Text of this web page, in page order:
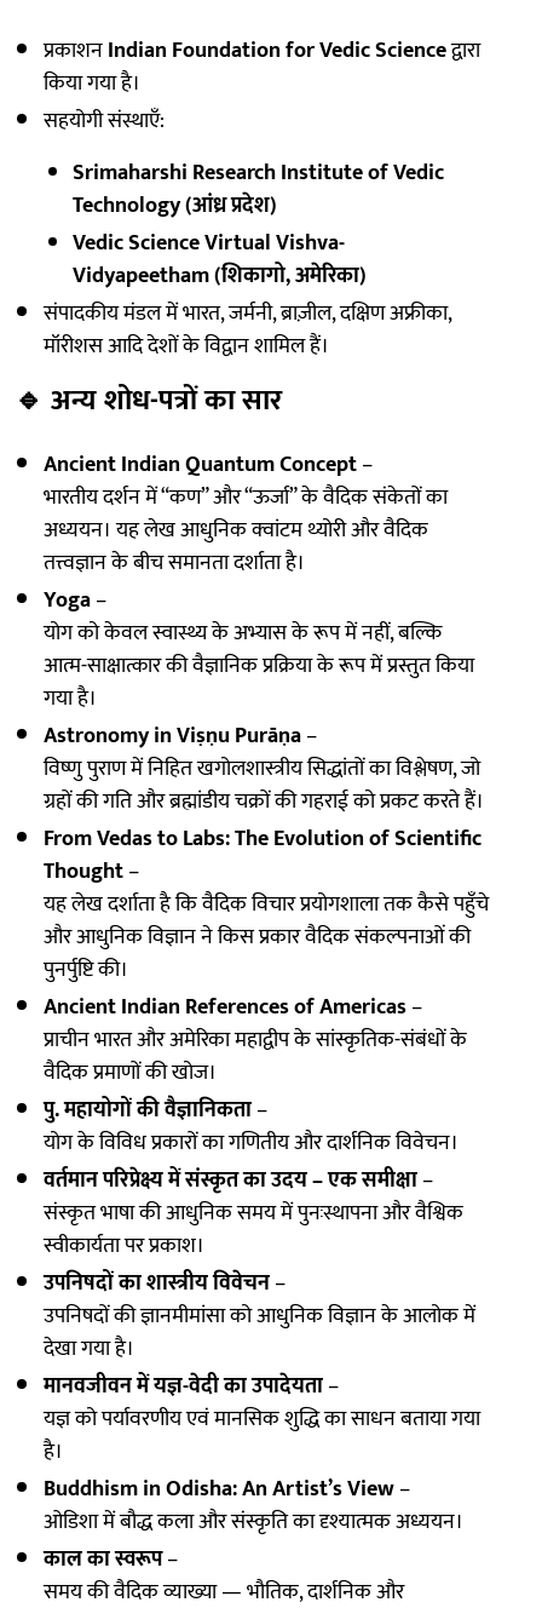
प्रकाशनIndian Foundation for Vedic Scienceद्वारा
किया गया है।
सहयोगी संस्थाएँ:
Srimaharshi Research Institute of Vedic
Technology (आंध्र प्रदेश)
Vedic Science Virtual Vishva-
Vidyapeetham (शिकागो, अमेरिका)
संपादकीय मंडल में भारत, जर्मनी, ब्राज़ील, दक्षिण अफ्रीका,
मॉरीशस आदि देशों के विद्वान शामिल हैं।
🔹 अन्य शोध-पत्रों का सार
Ancient Indian Quantum Concept–
भारतीय दर्शन में “कण” और “ऊर्जा” के वैदिक संकेतों का
अध्ययन। यह लेख आधुनिक क्वांटम थ्योरी और वैदिक
तत्त्वज्ञान के बीच समानता दर्शाता है।
Yoga–
योग को केवल स्वास्थ्य के अभ्यास के रूप में नहीं, बल्कि
आत्म-साक्षात्कार की वैज्ञानिक प्रक्रिया के रूप में प्रस्तुत किया
गया है।
Astronomy in Viṣṇu Purāṇa–
विष्णु पुराण में निहित खगोलशास्त्रीय सिद्धांतों का विश्लेषण, जो
ग्रहों की गति और ब्रह्मांडीय चक्रों की गहराई को प्रकट करते हैं।
From Vedas to Labs: The Evolution of Scientific
Thought–
यह लेख दर्शाता है कि वैदिक विचार प्रयोगशाला तक कैसे पहुँचे
और आधुनिक विज्ञान ने किस प्रकार वैदिक संकल्पनाओं की
पुनर्पुष्टि की।
Ancient Indian References of Americas–
प्राचीन भारत और अमेरिका महाद्वीप के सांस्कृतिक-संबंधों के
वैदिक प्रमाणों की खोज।
पु. महायोगों की वैज्ञानिकता–
योग के विविध प्रकारों का गणितीय और दार्शनिक विवेचन।
वर्तमान परिप्रेक्ष्य में संस्कृत का उदय – एक समीक्षा–
संस्कृत भाषा की आधुनिक समय में पुनःस्थापना और वैश्विक
स्वीकार्यता पर प्रकाश।
उपनिषदों का शास्त्रीय विवेचन–
उपनिषदों की ज्ञानमीमांसा को आधुनिक विज्ञान के आलोक में
देखा गया है।
मानवजीवन में यज्ञ-वेदी का उपादेयता–
यज्ञ को पर्यावरणीय एवं मानसिक शुद्धि का साधन बताया गया
है।
Buddhism in Odisha: An Artist’s View–
ओडिशा में बौद्ध कला और संस्कृति का दृश्यात्मक अध्ययन।
काल का स्वरूप–
समय की वैदिक व्याख्या — भौतिक, दार्शनिक और